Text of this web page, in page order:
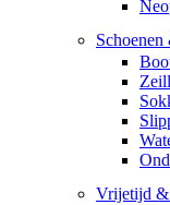
Schoenen
Vrijetijd &